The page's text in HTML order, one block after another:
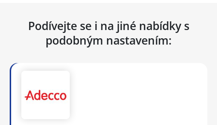
Podívejte se i na jiné nabídky s
podobným nastavením: